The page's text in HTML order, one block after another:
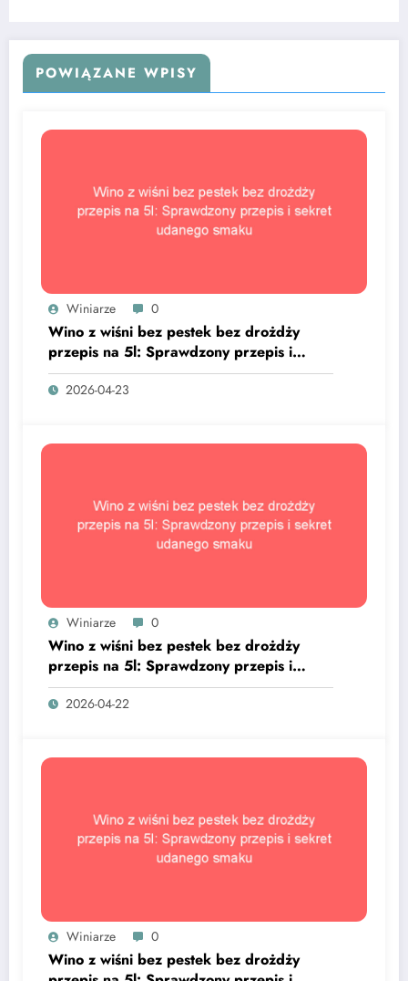
POWIĄZANE WPISY
Winiarze 0
Wino z wiśni bez pestek bez drożdży
przepis na 5l: Sprawdzony przepis i
sekret udanego smaku
2026-04-23
Winiarze 0
Wino z wiśni bez pestek bez drożdży
przepis na 5l: Sprawdzony przepis i
sekret udanego smaku
2026-04-22
Winiarze 0
Wino z wiśni bez pestek bez drożdży